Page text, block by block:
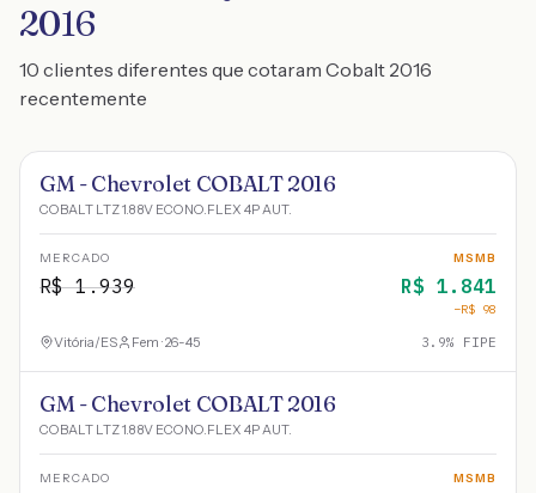
2016
10 clientes diferentes que cotaram Cobalt 2016
recentemente
GM - Chevrolet COBALT 2016
COBALT LTZ 1.8 8V ECONO.FLEX 4P AUT.
MERCADO
R$1.939
MSMB
R$ 1.841
−R$ 98
Vitória/ES Fem · 26-45 3.9% FIPE
GM - Chevrolet COBALT 2016
COBALT LTZ 1.8 8V ECONO.FLEX 4P AUT.
MERCADO MSMB